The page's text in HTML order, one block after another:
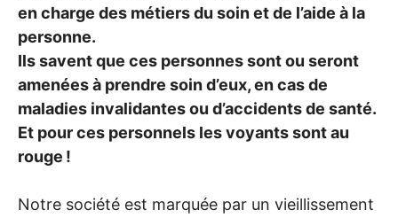
en charge des métiers du soin et de l’aide à la
personne.
Ils savent que ces personnes sont ou seront
amenées à prendre soin d’eux, en cas de
maladies invalidantes ou d’accidents de santé.
Et pour ces personnels les voyants sont au
rouge !
Notre société est marquée par un vieillissement